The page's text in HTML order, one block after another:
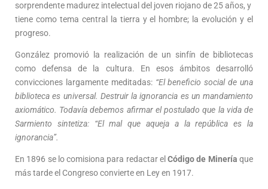
sorprendente madurez intelectual del joven riojano de 25 años, y
tiene como tema central la tierra y el hombre; la evolución y el
progreso.
González promovió la realización de un sinfín de bibliotecas
como defensa de la cultura. En esos ámbitos desarrolló
convicciones largamente meditadas: “El beneficio social de una
biblioteca es universal. Destruir la ignorancia es un mandamiento
axiomático. Todavía debemos afirmar el postulado que la vida de
Sarmiento sintetiza: “El mal que aqueja a la república es la
ignorancia”.
En 1896 se lo comisiona para redactar elCódigo de Minería que
más tarde el Congreso convierte en Ley en 1917.